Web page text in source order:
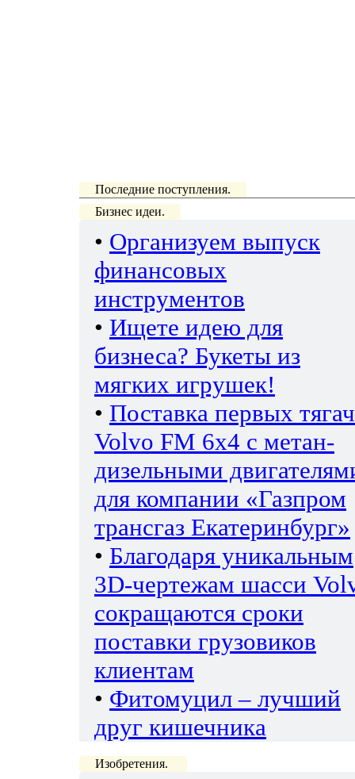
Последние поступления.
Бизнес идеи.
• Организуем выпуск
финансовых
инструментов
• Ищете идею для
бизнеса? Букеты из
мягких игрушек!
• Поставка первых
Volvo FM 6х4 с метан-
дизельными
для компании «Газпром
трансгаз Екатеринбург»
• Благодаря уникальным
3D-чертежам шасси
сокращаются сроки
поставки грузовиков
клиентам
• Фитомуцил – лучший
друг кишечника
Изобретения.